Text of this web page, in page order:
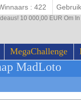
MegaChallenge
: 422
10 000,00 EUR Om
MadLoto